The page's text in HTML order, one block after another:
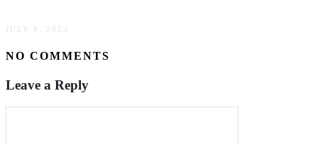
JULY 8, 2023
NO COMMENTS
Leave a Reply